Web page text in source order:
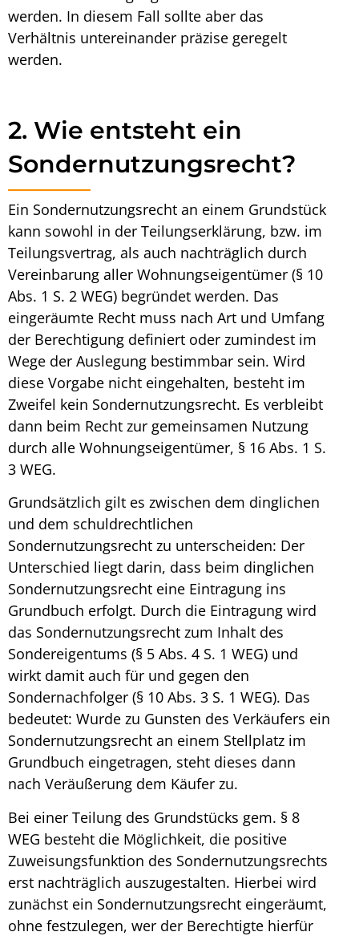
werden. In diesem Fall sollte aber das
Verhältnis untereinander präzise geregelt
werden.
2. Wie entsteht ein
Sondernutzungsrecht?
Ein Sondernutzungsrecht an einem Grundstück
kann sowohl in der Teilungserklärung, bzw. im
Teilungsvertrag, als auch nachträglich durch
Vereinbarung aller Wohnungseigentümer (§ 10
Abs. 1 S. 2 WEG) begründet werden. Das
eingeräumte Recht muss nach Art und Umfang
der Berechtigung definiert oder zumindest im
Wege der Auslegung bestimmbar sein. Wird
diese Vorgabe nicht eingehalten, besteht im
Zweifel kein Sondernutzungsrecht. Es verbleibt
dann beim Recht zur gemeinsamen Nutzung
durch alle Wohnungseigentümer, § 16 Abs. 1 S.
3 WEG.
Grundsätzlich gilt es zwischen dem dinglichen
und dem schuldrechtlichen
Sondernutzungsrecht zu unterscheiden: Der
Unterschied liegt darin, dass beim dinglichen
Sondernutzungsrecht eine Eintragung ins
Grundbuch erfolgt. Durch die Eintragung wird
das Sondernutzungsrecht zum Inhalt des
Sondereigentums (§ 5 Abs. 4 S. 1 WEG) und
wirkt damit auch für und gegen den
Sondernachfolger (§ 10 Abs. 3 S. 1 WEG). Das
bedeutet: Wurde zu Gunsten des Verkäufers ein
Sondernutzungsrecht an einem Stellplatz im
Grundbuch eingetragen, steht dieses dann
nach Veräußerung dem Käufer zu.
Bei einer Teilung des Grundstücks gem. § 8
WEG besteht die Möglichkeit, die positive
Zuweisungsfunktion des Sondernutzungsrechts
erst nachträglich auszugestalten. Hierbei wird
zunächst ein Sondernutzungsrecht eingeräumt,
ohne festzulegen, wer der Berechtigte hierfür